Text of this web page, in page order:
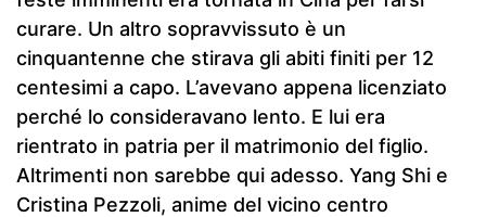
curare. Un altro sopravvissuto è un
cinquantenne che stirava gli abiti finiti per 12
centesimi a capo. L’avevano appena licenziato
perché lo consideravano lento. E lui era
rientrato in patria per il matrimonio del figlio.
Altrimenti non sarebbe qui adesso. Yang Shi e
Cristina Pezzoli, anime del vicino centro